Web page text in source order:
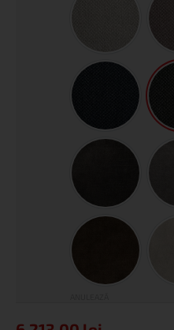
Siena Beige
Siena Dark Blue
Pluș Anthracite
Pluș Chocolate